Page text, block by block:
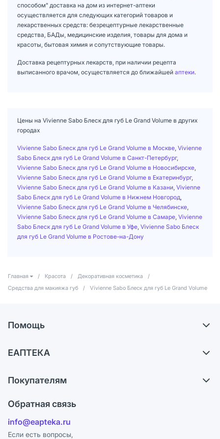
способом" доставка на дом из интернет-аптеки
осуществляется для следующих категорий товаров и
лекарственных средств: безрецептурные лекарственные
средства, БАДы, медицинские изделия, товары для дома и
красоты, бытовая химия и сопутствующие товары.
Доставка рецептурных лекарств, при наличии рецепта
выписанного врачом, осуществляется до ближайшей аптеки.
Цены на Vivienne Sabo Блеск для губ Le Grand Volume в других
городах
Vivienne Sabo Блеск для губ Le Grand Volume в Москве Vivienne
Sabo Блеск для губ Le Grand Volume в Санкт-Петербург,
Vivienne Sabo Блеск для губ Le Grand Volume в Новосибирске
Vivienne Sabo Блеск для губ Le Grand Volume в Екатеринбург,
Vivienne Sabo Блеск для губ Le Grand Volume в Казани Vivienne
Sabo Блеск для губ Le Grand Volume в Нижнем Новгород
Vivienne Sabo Блеск для губ Le Grand Volume в Челябинске
Vivienne Sabo Блеск для губ Le Grand Volume в Самаре Vivienne
Sabo Блеск для губ Le Grand Volume в Уфе Vivienne Sabo Блеск
для губ Le Grand Volume в Ростове-на-Дону
Главная / Красота / Декоративная косметика
/
Средства для макияжа губ
/ Vivienne Sabo Блеск для губ Le Grand Volume
Помощь
Самовывоз из аптек
Ответы на вопросы
Блог
ЕАПТЕКА
Карьера
Поставщики
Лицензия
Реклама на сайте
Покупателям
Программа СберСпасибо
Обратная связь
info@eapteka.ru
Если есть вопросы,